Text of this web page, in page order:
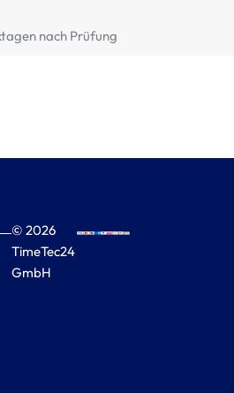
nach Prüfung
© 2026
TimeTec24
GmbH